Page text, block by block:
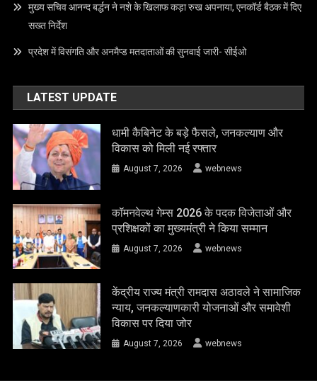
मुख्य सचिव आनन्द बर्द्धन ने नशे के खिलाफ कड़ा रुख अपनाया, एनकॉर्ड बैठक में दिए
सख्त निर्देश
प्रदेश में विसंगति और अनमैप्ड मतदाताओं की सुनवाई जारी- सीईओ
LATEST UPDATE
धामी कैबिनेट के बड़े फैसले, जनकल्याण और
विकास को मिली नई रफ्तार
August 7, 2026 webnews
कॉमनवेल्थ गेम्स 2026 के पदक विजेताओं और
प्रशिक्षकों का मुख्यमंत्री ने किया सम्मान
August 7, 2026 webnews
केंद्रीय राज्य मंत्री रामदास अठावले ने सामाजिक
न्याय, जनकल्याणकारी योजनाओं और समावेशी
विकास पर दिया जोर
August 7, 2026 webnews